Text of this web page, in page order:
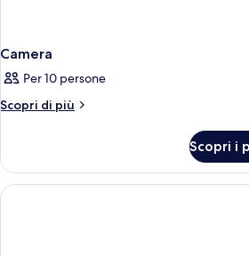
Camera
Per 10 persone
Scopri di più
Altri
Scopri i